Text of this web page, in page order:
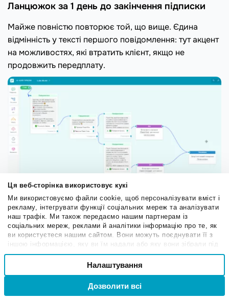
Ця веб-сторінка використовує кукі
Ми використовуємо файли cookie, щоб персоналізувати вміст і
рекламу, інтегрувати функції соціальних мереж та аналізувати
наш трафік. Ми також передаємо нашим партнерам із
соціальних мереж, реклами й аналітики інформацію про те, як
ви користуєтеся нашим сайтом. Вони можуть поєднувати її з
іншою інформацією, яку ви їм надали або яку вони зібрали під
час вашого користування їхніми службами.
Вибір
Привілейовані
Налаштування
Дозволити всі
Ланцюжок за 1 день до закінчення підписки
Майже повністю повторює той, що вище. Єдина
відмінність у тексті першого повідомлення: тут акцент
на можливостях, які втратить клієнт, якщо не
продовжить передплату.
Єдина відмінність від попереднього ланцюжка —
перше повідомлення
На скрині нижче ми показали, як це виглядає для
клієнта. Попередньо тут ми натиснули кнопку
«Поповнити баланс» у першому повідомленні й
«Підписка Пакет Міні» — у другому.